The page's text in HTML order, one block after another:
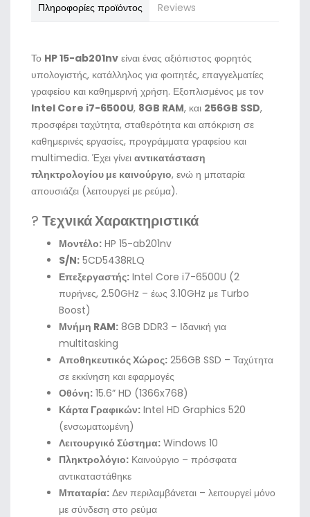
Πληροφορίες προϊόντος Reviews
Το HP 15-ab201nv είναι ένας αξιόπιστος φορητός
υπολογιστής, κατάλληλος για φοιτητές, επαγγελματίες
γραφείου και καθημερινή χρήση. Εξοπλισμένος με τον
Intel Core i7-6500U, 8GB RAM, και 256GB SSD,
προσφέρει ταχύτητα, σταθερότητα και απόκριση σε
καθημερινές εργασίες, προγράμματα γραφείου και
multimedia. Έχει γίνει αντικατάσταση
πληκτρολογίου με καινούργιο, ενώ η μπαταρία
απουσιάζει (λειτουργεί με ρεύμα).
? Τεχνικά Χαρακτηριστικά
Μοντέλο: HP 15-ab201nv
S/N: 5CD5438RLQ
Επεξεργαστής: Intel Core i7-6500U (2
πυρήνες, 2.50GHz – έως 3.10GHz με Turbo
Boost)
Μνήμη RAM: 8GB DDR3 – Ιδανική για
multitasking
Αποθηκευτικός Χώρος: 256GB SSD – Ταχύτητα
σε εκκίνηση και εφαρμογές
Οθόνη: 15.6” HD (1366x768)
Κάρτα Γραφικών: Intel HD Graphics 520
(ενσωματωμένη)
Λειτουργικό Σύστημα: Windows 10
Πληκτρολόγιο: Καινούργιο – πρόσφατα
αντικαταστάθηκε
Μπαταρία: Δεν περιλαμβάνεται – λειτουργεί μόνο
με σύνδεση στο ρεύμα